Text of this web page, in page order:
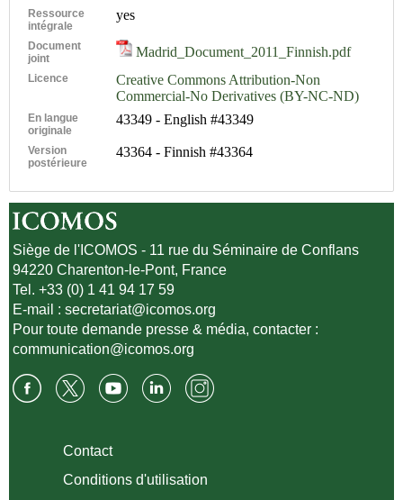
Ressource
intégrale
yes
Document
joint
Madrid_Document_2011_Finnish.pdf
Licence
Creative Commons Attribution-Non
Commercial-No Derivatives (BY-NC-ND)
En langue
originale
43349 - English #43349
Version
postérieure
43364 - Finnish #43364
Siège de l'ICOMOS - 11 rue du Séminaire de Conflans
94220 Charenton-le-Pont, France
Tel. +33 (0) 1 41 94 17 59
E-mail :secretariat@icomos.org
Pour toute demande presse & média, contacter :
communication@icomos.org
Contact
Conditions d'utilisation